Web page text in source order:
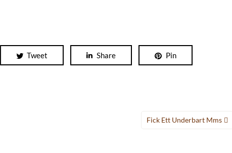
Tweet Share Pin
Fick Ett Underbart Mms